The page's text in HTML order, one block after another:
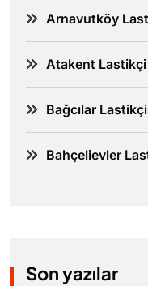
Arnavutköy
Atakent Lastikçi
Bağcılar Lastikçi
Bahçelievler
Son yazılar